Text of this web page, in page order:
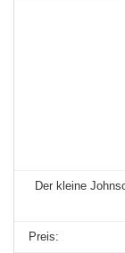
Der kleine